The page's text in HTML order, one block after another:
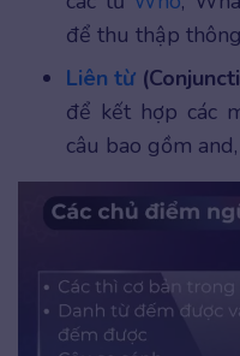
để thu thập
Liên từ
để kết hợp các
câu bao gồm